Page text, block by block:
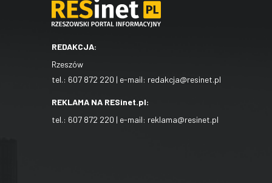
REDAKCJA:
Rzeszów
tel.: 607 872 220 | e-mail: redakcja@resinet.pl
REKLAMA NA RESinet.pl:
tel.: 607 872 220 | e-mail: reklama@resinet.pl